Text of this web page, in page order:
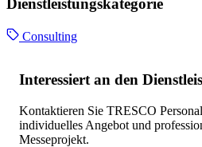
Dienstleistungskategorie
Consulting
Interessiert an den
Kontaktieren Sie TRESCO
individuelles Angebot und
Messeprojekt.